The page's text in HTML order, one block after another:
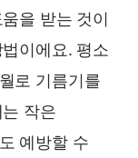
을 받는 것이
이에요. 평소
로 기름기를
작은
예방할 수